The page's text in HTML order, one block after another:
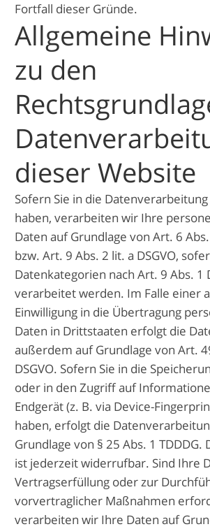
Fortfall dieser Gründe.
Allgemeine
zu den
dieser Website
Sofern Sie in die
haben, verarbeiten wir Ihre
Daten auf Grundlage von Art. 6 Abs.
bzw. Art. 9 Abs. 2 lit. a DSGVO,
Datenkategorien nach Art. 9 Abs. 1
verarbeitet werden. Im Falle einer
Einwilligung in die Übertragung
Daten in Drittstaaten erfolgt die
außerdem auf Grundlage von Art.
DSGVO. Sofern Sie in die
oder in den Zugriff auf
Endgerät (z. B. via Device-
haben, erfolgt die
Grundlage von § 25 Abs. 1 TDDDG.
ist jederzeit widerrufbar. Sind Ihre
Vertragserfüllung oder zur
vorvertraglicher Maßnahmen
verarbeiten wir Ihre Daten auf